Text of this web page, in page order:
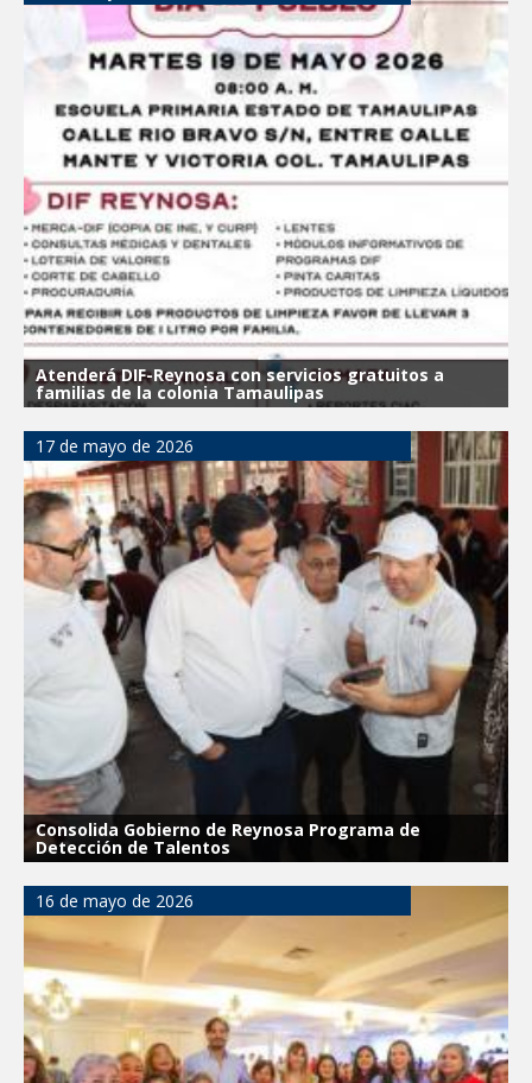
Atenderá DIF-Reynosa con servicios gratuitos a
familias de la colonia Tamaulipas
17 de mayo de 2026
Consolida Gobierno de Reynosa Programa de
Detección de Talentos
16 de mayo de 2026